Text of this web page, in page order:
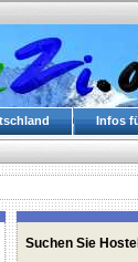
Infos
Suchen Sie